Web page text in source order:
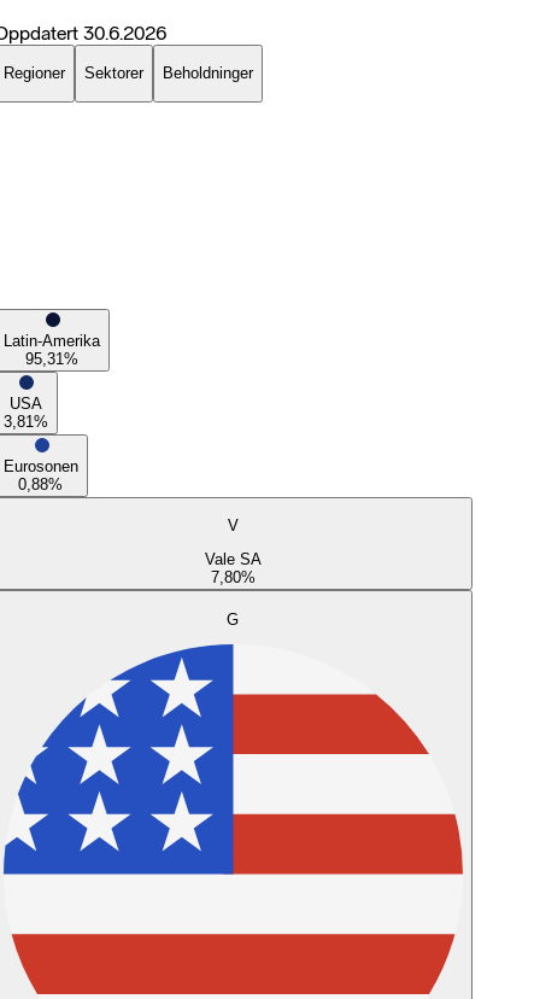
30.6.2026
Regioner Sektorer Beholdninger
Latin-Amerika
95,31%
USA
3,81%
Eurosonen
0,88%
V
Vale SA
7,80%
G